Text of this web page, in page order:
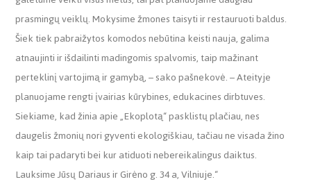
prasmingų veiklų. Mokysime žmones taisyti ir restauruoti baldus.
Šiek tiek pabraižytos komodos nebūtina keisti nauja, galima
atnaujinti ir išdailinti madingomis spalvomis, taip mažinant
perteklinį vartojimą ir gamybą, – sako pašnekovė. – Ateityje
planuojame rengti įvairias kūrybines, edukacines dirbtuves.
Siekiame, kad žinia apie „Ekoplotą“ pasklistų plačiau, nes
daugelis žmonių nori gyventi ekologiškiau, tačiau ne visada žino
kaip tai padaryti bei kur atiduoti nebereikalingus daiktus.
Lauksime Jūsų Dariaus ir Girėno g. 34 a, Vilniuje.“